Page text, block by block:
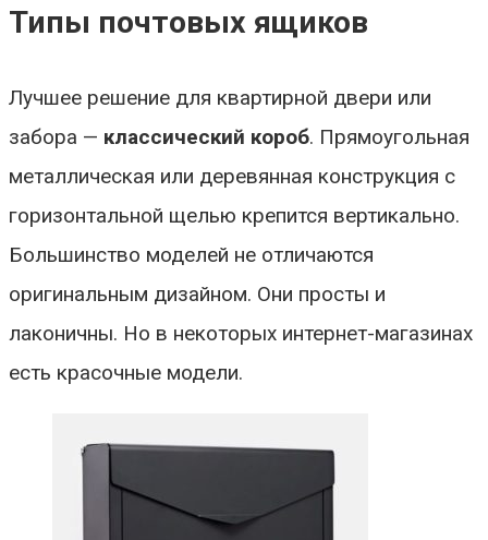
Типы почтовых ящиков
Лучшее решение для квартирной двери или
забора — классический короб. Прямоугольная
металлическая или деревянная конструкция с
горизонтальной щелью крепится вертикально.
Большинство моделей не отличаются
оригинальным дизайном. Они просты и
лаконичны. Но в некоторых интернет-магазинах
есть красочные модели.